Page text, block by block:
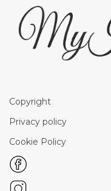
Copyright
Privacy policy
Cookie Policy